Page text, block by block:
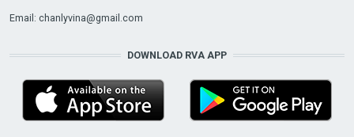
Email: chanlyvina@gmail.com
DOWNLOAD RVA APP